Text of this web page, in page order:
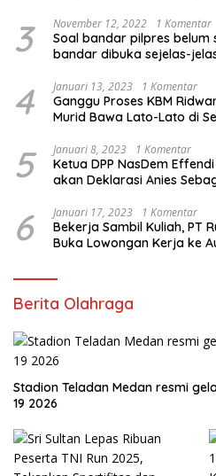
3 November 12, 2022 1 Komentar
Soal bandar pilpres belum
bandar dibuka sejelas-
4 Januari 13, 2023 1 Komentar
Ganggu Proses KBM
Murid Bawa Lato-Lato di
5 Januari 8, 2023 1 Komentar
Ketua DPP NasDem
akan Deklarasi Anies
6 Januari 17, 2023 1 Komentar
Bekerja Sambil Kuliah, PT
Buka Lowongan Kerja ke
Berita Olahraga
Stadion Teladan Medan resmi
19 2026